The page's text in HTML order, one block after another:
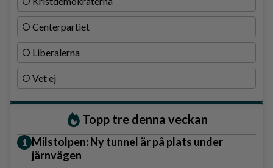
Centerpartiet
Liberalerna
Vet ej
Topp tre denna veckan
Milstolpen: Ny tunnel är på plats under
järnvägen